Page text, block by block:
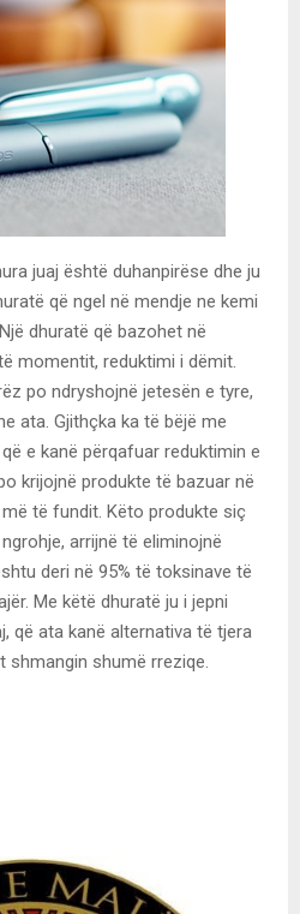
juaj është duhanpirëse dhe ju
që ngel në mendje ne kemi
dhuratë që bazohet në
momentit, reduktimi i dëmit.
po ndryshojnë jetesën e tyre,
ata. Gjithçka ka të bëjë me
e kanë përqafuar reduktimin e
krijojnë produkte të bazuar në
të fundit. Këto produkte siç
arrijnë të eliminojnë
deri në 95% të toksinave të
Me këtë dhuratë ju i jepni
që ata kanë alternativa të tjera
shumë rreziqe.